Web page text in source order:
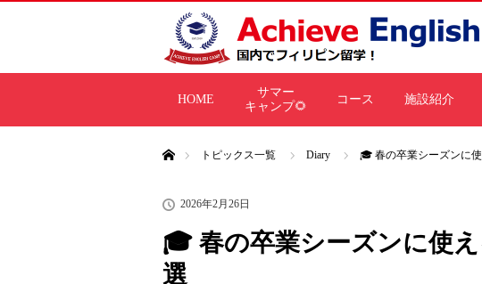
HOME
サマー
キャンプ🌻
コース 施設紹介
トピックス一覧
Diary 🎓 春の卒業シーズンに
2026年2月26日
🎓 春の卒業シーズンに使
選